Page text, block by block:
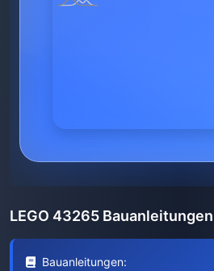
LEGO 43265 Bauanleitungen
Bauanleitungen: